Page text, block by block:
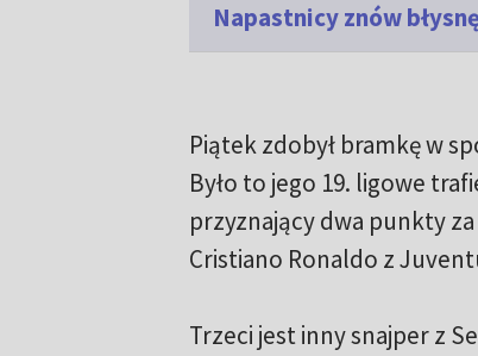
Napastnicy znów
Piątek zdobył bramkę w
Było to jego 19. ligowe
przyznający dwa punkty
Cristiano Ronaldo z
Trzeci jest inny snajper z